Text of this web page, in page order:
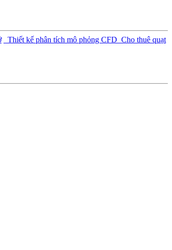
Thiết kế phân tích mô phỏng CFD Cho thuê quạt